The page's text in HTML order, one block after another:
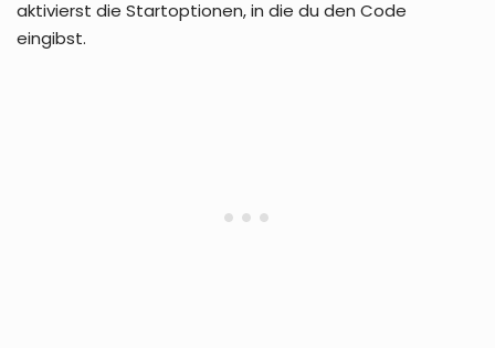
aktivierst die Startoptionen, in die du den Code
eingibst.